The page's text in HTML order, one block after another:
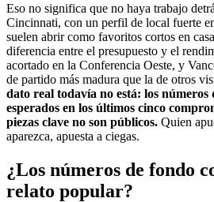
Eso no significa que no haya trabajo
Cincinnati, con un perfil de local fuerte
suelen abrir como favoritos cortos en
diferencia entre el presupuesto y el
acortado en la Conferencia Oeste, y
de partido más madura que la de otros
dato real todavía no está: los números
esperados en los últimos cinco
piezas clave no son públicos. Quien
aparezca, apuesta a ciegas.
¿Los números de fondo
relato popular?